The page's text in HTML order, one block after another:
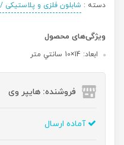
دسته : شابلون فلزی و پلاستیکی
ویژگی‌های محصول
ابعاد: 14×10 سانتي متر
فروشنده: هایپر وی
آماده ارسال